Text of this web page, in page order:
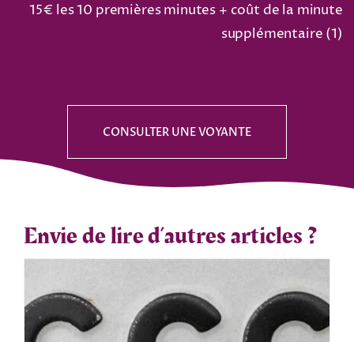
15€ les 10 premières minutes + coût de la minute
supplémentaire (1)
CONSULTER UNE VOYANTE
Envie de lire d’autres articles ?